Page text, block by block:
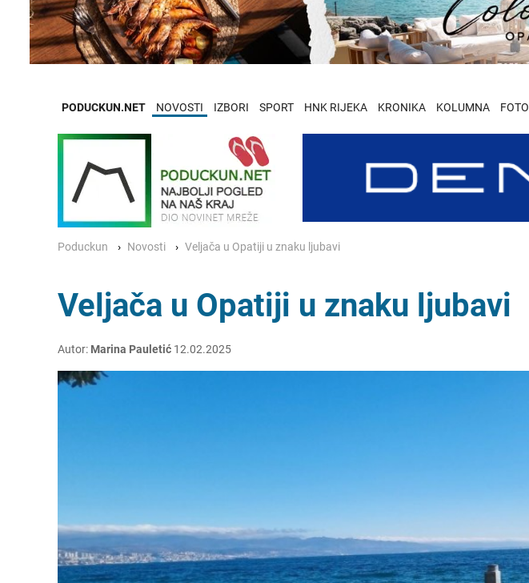
PODUCKUN.NET NOVOSTI IZBORI SPORT HNK RIJEKA KRONIKA KOLUMNA FOTO
Poduckun Novosti Veljača u Opatiji u znaku ljubavi
Veljača u Opatiji u znaku ljubavi
Autor: Marina Pauletić 12.02.2025